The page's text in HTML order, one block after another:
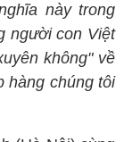
này trong
người con Việt
không" về
hàng chúng tôi